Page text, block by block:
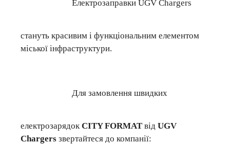
Електрозаправки UGV Chargers
стануть красивим і функціональним елементом
міської інфраструктури.
Для замовлення швидких
електрозарядокCITY FORMAT від UGV
Chargers звертайтеся до компанії: